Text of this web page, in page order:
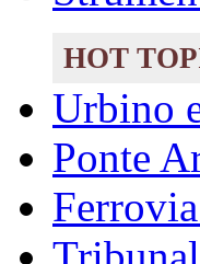
HOT
Urbino
Ponte